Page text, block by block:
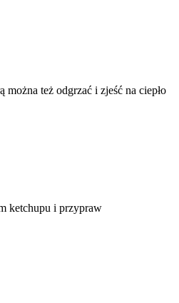
można też odgrzać i zjeść na ciepło
ketchupu i przypraw